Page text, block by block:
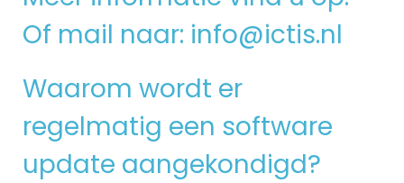
Of mail naar: info@ictis.nl
Waarom wordt er
regelmatig een software
update aangekondigd?